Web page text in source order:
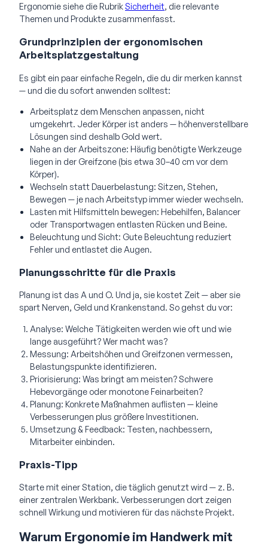
Ergonomie siehe die RubrikSicherheit, die relevante
Themen und Produkte zusammenfasst.
Grundprinzipien der ergonomischen
Arbeitsplatzgestaltung
Es gibt ein paar einfache Regeln, die du dir merken kannst
— und die du sofort anwenden solltest:
Arbeitsplatz dem Menschen anpassen, nicht
umgekehrt. Jeder Körper ist anders — höhenverstellbare
Lösungen sind deshalb Gold wert.
Nahe an der Arbeitszone: Häufig benötigte Werkzeuge
liegen in der Greifzone (bis etwa 30–40 cm vor dem
Körper).
Wechseln statt Dauerbelastung: Sitzen, Stehen,
Bewegen — je nach Arbeitstyp immer wieder wechseln.
Lasten mit Hilfsmitteln bewegen: Hebehilfen, Balancer
oder Transportwagen entlasten Rücken und Beine.
Beleuchtung und Sicht: Gute Beleuchtung reduziert
Fehler und entlastet die Augen.
Planungsschritte für die Praxis
Planung ist das A und O. Und ja, sie kostet Zeit — aber sie
spart Nerven, Geld und Krankenstand. So gehst du vor:
Analyse: Welche Tätigkeiten werden wie oft und wie
lange ausgeführt? Wer macht was?
Messung: Arbeitshöhen und Greifzonen vermessen,
Belastungspunkte identifizieren.
Priorisierung: Was bringt am meisten? Schwere
Hebevorgänge oder monotone Feinarbeiten?
Planung: Konkrete Maßnahmen auflisten — kleine
Verbesserungen plus größere Investitionen.
Umsetzung & Feedback: Testen, nachbessern,
Mitarbeiter einbinden.
Praxis-Tipp
Starte mit einer Station, die täglich genutzt wird — z. B.
einer zentralen Werkbank. Verbesserungen dort zeigen
schnell Wirkung und motivieren für das nächste Projekt.
Warum Ergonomie im Handwerk mit